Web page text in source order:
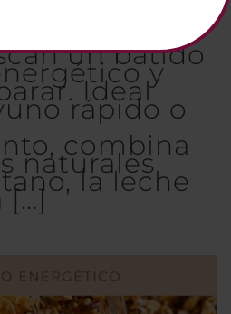
es una
para
un batido
y
Ideal
rápido o
combina
naturales
la leche
[…]